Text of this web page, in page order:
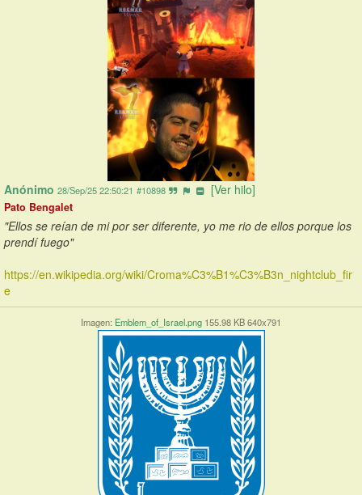
Anónimo 28/Sep/25 22:50:21 #10898 [Ver hilo]
Pato Bengalet
"Ellos se reían de mi por ser diferente, yo me rio de ellos porque los
prendí fuego"
https://en.wikipedia.org/wiki/Croma%C3%B1%C3%B3n_nightclub_fir
e
Imagen: Emblem_of_Israel.png 155.98 KB 640x791